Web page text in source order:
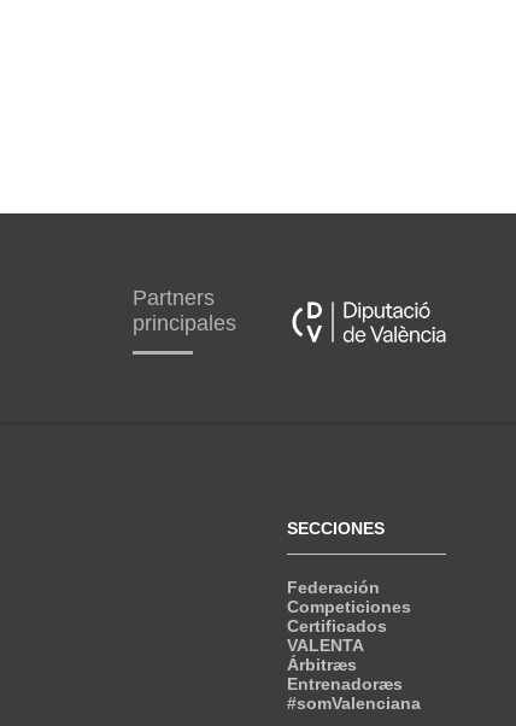
Partners
principales
SECCIONES
Federación
Competiciones
Certificados
VALENTA
Árbitræs
Entrenadoræs
#somValenciana